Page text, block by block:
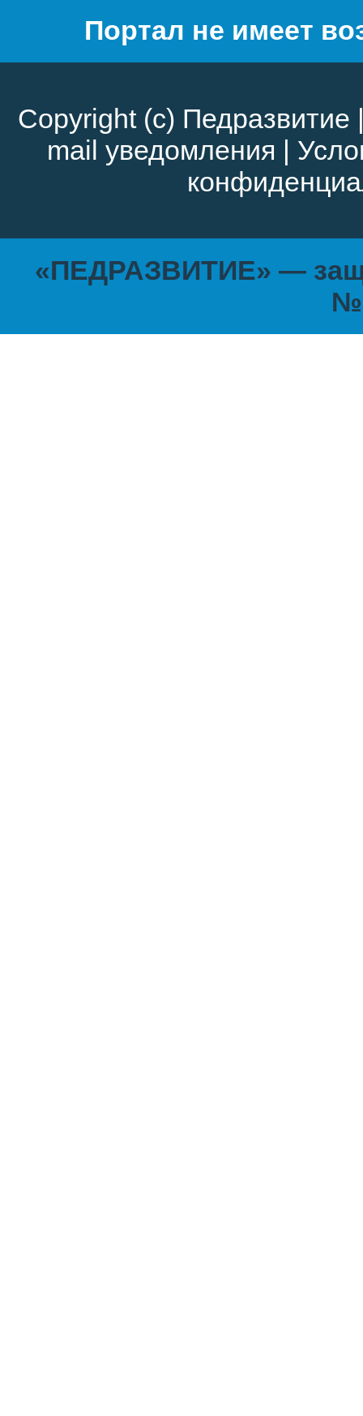
Портал не имеет
Copyright (c) Педразвитие
mail уведомления |
«ПЕДРАЗВИТИЕ» —